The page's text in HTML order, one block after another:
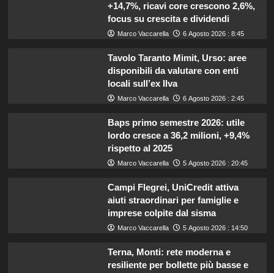
+14,7%, ricavi core crescono 2,6%,
focus su crescita e dividendi
Marco Vaccarella 6 Agosto 2026 : 8:45
Tavolo Taranto Mimit, Urso: aree
disponibili da valutare con enti
locali sull’ex Ilva
Marco Vaccarella 6 Agosto 2026 : 2:45
Baps primo semestre 2026: utile
lordo cresce a 36,2 milioni, +9,4%
rispetto al 2025
Marco Vaccarella 5 Agosto 2026 : 20:45
Campi Flegrei, UniCredit attiva
aiuti straordinari per famiglie e
imprese colpite dal sisma
Marco Vaccarella 5 Agosto 2026 : 14:50
Terna, Monti: rete moderna e
resiliente per bollette più basse e